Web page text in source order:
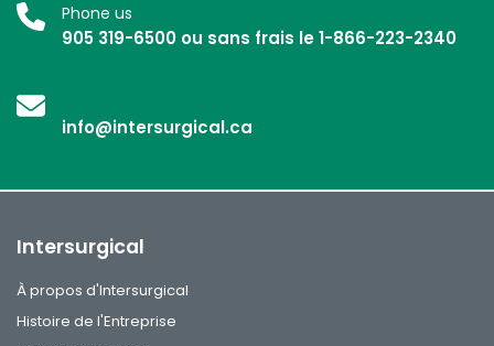
Phone us
905 319-6500 ou sans frais le 1-866-223-2340
info@intersurgical.ca
Intersurgical
À propos d'Intersurgical
Histoire de l'Entreprise